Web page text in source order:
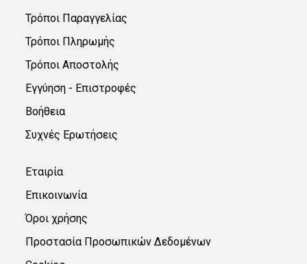
Τρόποι Παραγγελίας
Τρόποι Πληρωμής
Τρόποι Αποστολής
Εγγύηση - Επιστροφές
Βοήθεια
Συχνές Ερωτήσεις
Εταιρία
Επικοινωνία
Όροι χρήσης
Προστασία Προσωπικών Δεδομένων